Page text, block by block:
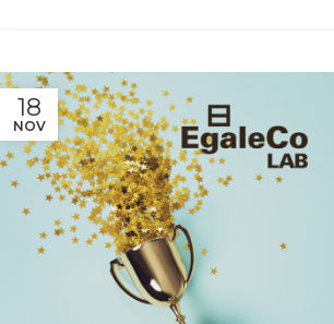
18
NOV